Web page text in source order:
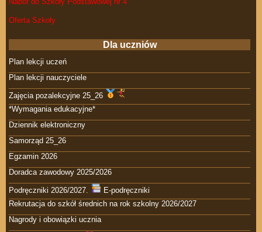
Oferta Szkoły
Dla uczniów
Plan lekcji uczeń
Plan lekcji nauczyciele
Zajęcia pozalekcyjne 25_26
*Wymagania edukacyjne*
Dziennik elektroniczny
Samorząd 25_26
Egzamin 2026
Doradca zawodowy 2025/2026
Podręczniki 2026/2027.
E-podręczniki
Rekrutacja do szkół średnich na rok szkolny 2026/2027
Nagrody i obowiązki ucznia